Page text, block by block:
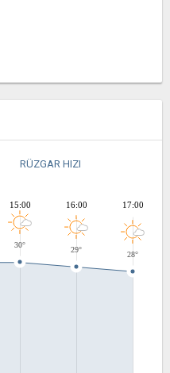
RÜZGAR HIZI
30°
29°
28°
15:00 16:00 17:00